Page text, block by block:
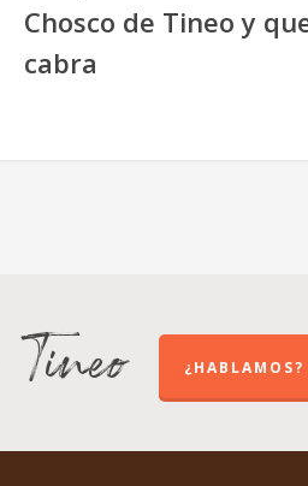
Chosco de Tineo y
cabra
¿HABLAMOS?